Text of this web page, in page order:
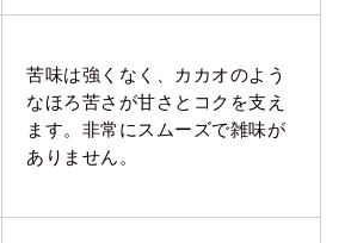
苦味は強くなく、カカオのよう
なほろ苦さが甘さとコクを支え
ます。非常にスムーズで雑味が
ありません。